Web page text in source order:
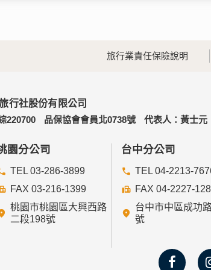
旅行業責任保險說明
行社股份有限公司
220700
品保協會會員北0738號 代表人：黃士元
園分公司
TEL 03-286-3899
FAX 03-216-1399
桃園市桃園區大興西路
二段198號
台中分公司
TEL 04-2213-
FAX 04-2227-
台中市中區成功
號